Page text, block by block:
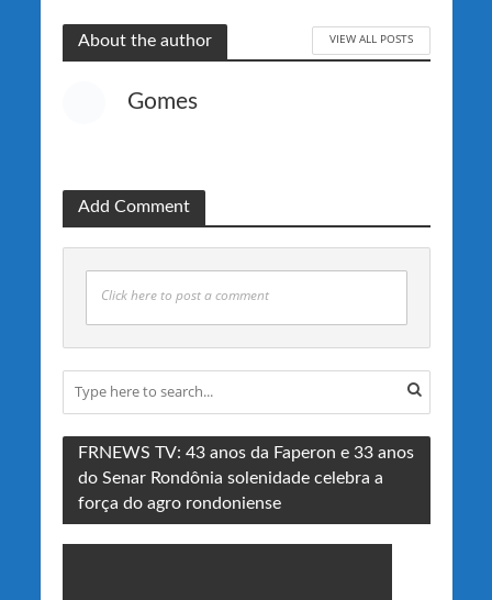
About the author VIEW ALL POSTS
Gomes
Add Comment
Click here to post a comment
FRNEWS TV: 43 anos da Faperon e 33 anos
do Senar Rondônia solenidade celebra a
força do agro rondoniense